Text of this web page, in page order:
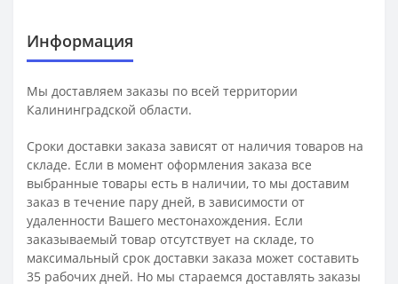
Информация
Мы доставляем заказы по всей территории
Калининградской области.
Сроки доставки заказа зависят от наличия товаров на
складе. Если в момент оформления заказа все
выбранные товары есть в наличии, то мы доставим
заказ в течение пару дней, в зависимости от
удаленности Вашего местонахождения. Если
заказываемый товар отсутствует на складе, то
максимальный срок доставки заказа может составить
35 рабочих дней. Но мы стараемся доставлять заказы